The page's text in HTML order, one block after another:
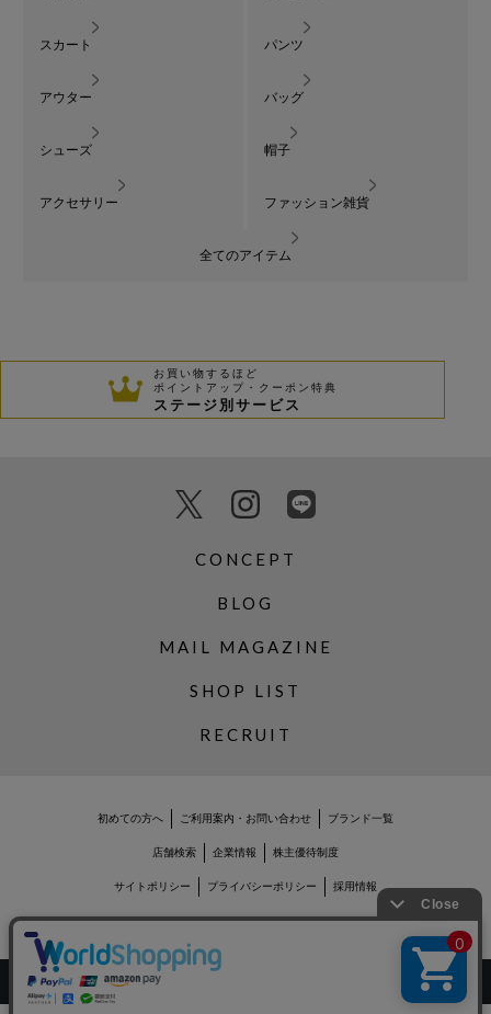
スカート パンツ
アウター バッグ
シューズ 帽子
アクセサリー ファッション雑貨
全てのアイテム
お買い物するほど
ポイントアップ・クーポン特典
ステージ別サービス
CONCEPT
BLOG
MAIL MAGAZINE
SHOP LIST
RECRUIT
初めての方へ ご利用案内・お問い合わせ ブランド一覧
店舗検索 企業情報 株主優待制度
サイトポリシー プライバシーポリシー 採用情報
Copyrights © WORLD CO.,LTD. All rights reserved.